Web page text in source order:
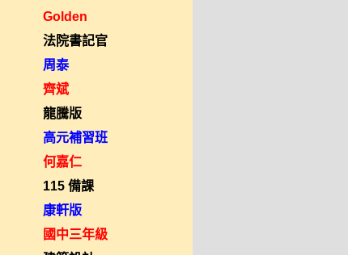
Golden
法院書記官
周泰
齊斌
龍騰版
高元補習班
何嘉仁
115 備課
康軒版
國中三年級